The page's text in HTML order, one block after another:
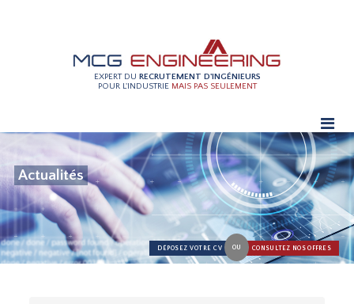
EXPERT DU RECRUTEMENT D'INGÉNIEURS
POUR L'INDUSTRIE MAIS PAS SEULEMENT
Actualités
DÉPOSEZ VOTRE CV OU CONSULTEZ NOS OFFRES